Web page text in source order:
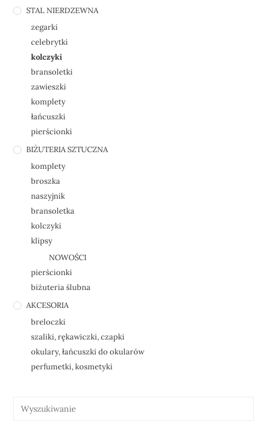
STAL NIERDZEWNA
zegarki
celebrytki
kolczyki
bransoletki
zawieszki
komplety
łańcuszki
pierścionki
BIŻUTERIA SZTUCZNA
komplety
broszka
naszyjnik
bransoletka
kolczyki
klipsy
NOWOŚCI
pierścionki
biżuteria ślubna
AKCESORIA
breloczki
szaliki, rękawiczki, czapki
okulary, łańcuszki do okularów
perfumetki, kosmetyki